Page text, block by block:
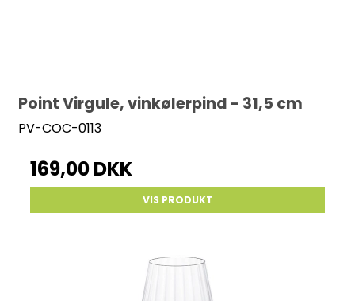
Point Virgule, vinkølerpind - 31,5 cm
PV-COC-0113
169,00 DKK
VIS PRODUKT